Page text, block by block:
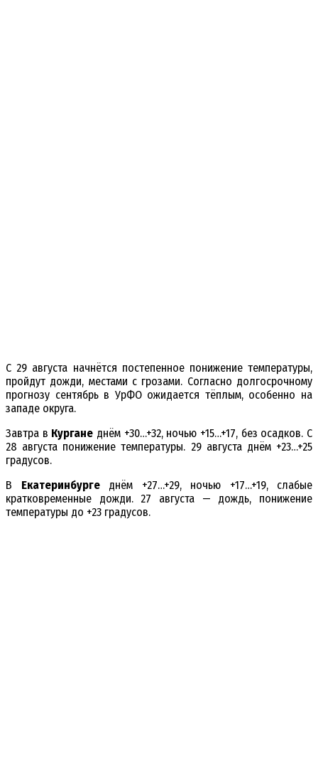
С 29 августа начнётся постепенное понижение температуры,
пройдут дожди, местами с грозами. Согласно долгосрочному
прогнозу сентябрь в УрФО ожидается тёплым, особенно на
западе округа.
Завтра в Кургане днём +30…+32, ночью +15…+17, без осадков. С
28 августа понижение температуры. 29 августа днём +23…+25
градусов.
В Екатеринбургеднём +27…+29, ночью +17…+19, слабые
кратковременные дожди. 27 августа — дождь, понижение
температуры до +23 градусов.